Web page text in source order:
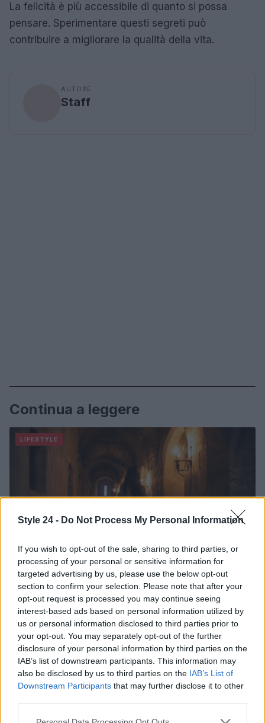
Style 24 - Do Not Process My Personal Information
If you wish to opt-out of the sale, sharing to third parties, or
processing of your personal or sensitive information for
targeted advertising by us, please use the below opt-out
section to confirm your selection. Please note that after your
opt-out request is processed you may continue seeing
interest-based ads based on personal information utilized by
us or personal information disclosed to third parties prior to
your opt-out. You may separately opt-out of the further
disclosure of your personal information by third parties on the
IAB’s list of downstream participants. This information may
also be disclosed by us to third parties on the IAB’s List of
Downstream Participants that may further disclose it to other
Please note that this website/app uses one or more Google
La felicità è più accessibile di quanto si possa
pensare. Sperimentare questi segreti può
contribuire a migliorare la qualità della vita.
AUTORE
Staff
Continua a leggere
LIFESTYLE
Mostre di moda 2026: Franco Moschino a Forte di
Bard e gli eventi imperdibili in Italia
Cristian Castiglioni · 7 Ago 2026